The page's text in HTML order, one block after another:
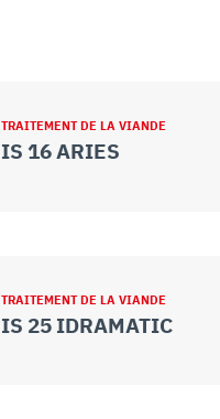
TRAITEMENT DE LA VIANDE
IS 16 ARIES
TRAITEMENT DE LA VIANDE
IS 25 IDRAMATIC